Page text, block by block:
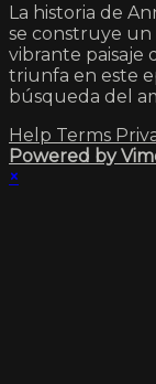
La historia de
se construye un
vibrante paisaje
triunfa en este
búsqueda del
Help Terms
Powered by
×